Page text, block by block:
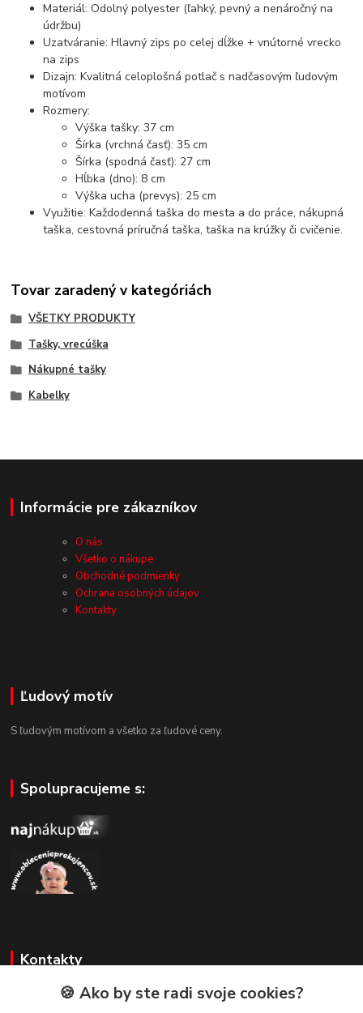
Materiál: Odolný polyester (ľahký, pevný a nenáročný na
údržbu)
Uzatváranie: Hlavný zips po celej dĺžke + vnútorné vrecko
na zips
Dizajn: Kvalitná celoplošná potlač s nadčasovým ľudovým
motívom
Rozmery:
Výška tašky: 37 cm
Šírka (vrchná časť): 35 cm
Šírka (spodná časť): 27 cm
Hĺbka (dno): 8 cm
Výška ucha (prevys): 25 cm
Využitie: Každodenná taška do mesta a do práce, nákupná
taška, cestovná príručná taška, taška na krúžky či cvičenie.
Tovar zaradený v kategóriách
VŠETKY PRODUKTY
Tašky, vrecúška
Nákupné tašky
Kabelky
Informácie pre zákazníkov
O nás
Všetko o nákupe
Obchodné podmienky
Ochrana osobných údajov
Kontakty
Ľudový motív
S ľudovým motívom a všetko za ľudové ceny.
Spolupracujeme s:
Kontakty
Zákaznícka podpora
🍪 Ako by ste radi svoje cookies?